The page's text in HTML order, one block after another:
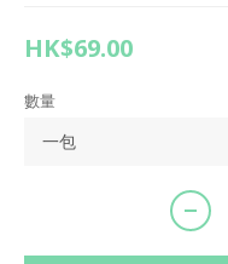
HK$69.00
數量